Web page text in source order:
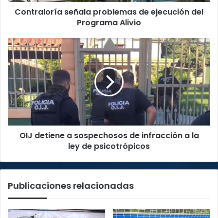
Contraloría señala problemas de ejecución del
Programa Alivio
OIJ
detiene
a
sospechosos
infracción
a
ley
OIJ detiene a sospechosos de infracción a la
ley de psicotrópicos
Publicaciones relacionadas